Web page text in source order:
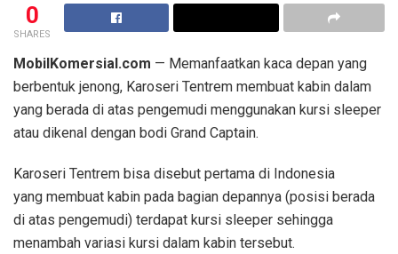
0
SHARES
MobilKomersial.com — Memanfaatkan kaca depan yang
berbentuk jenong, Karoseri Tentrem membuat kabin dalam
yang berada di atas pengemudi menggunakan kursi sleeper
atau dikenal dengan bodi Grand Captain.
Karoseri Tentrem bisa disebut pertama di Indonesia
yang membuat kabin pada bagian depannya (posisi berada
di atas pengemudi) terdapat kursi sleeper sehingga
menambah variasi kursi dalam kabin tersebut.